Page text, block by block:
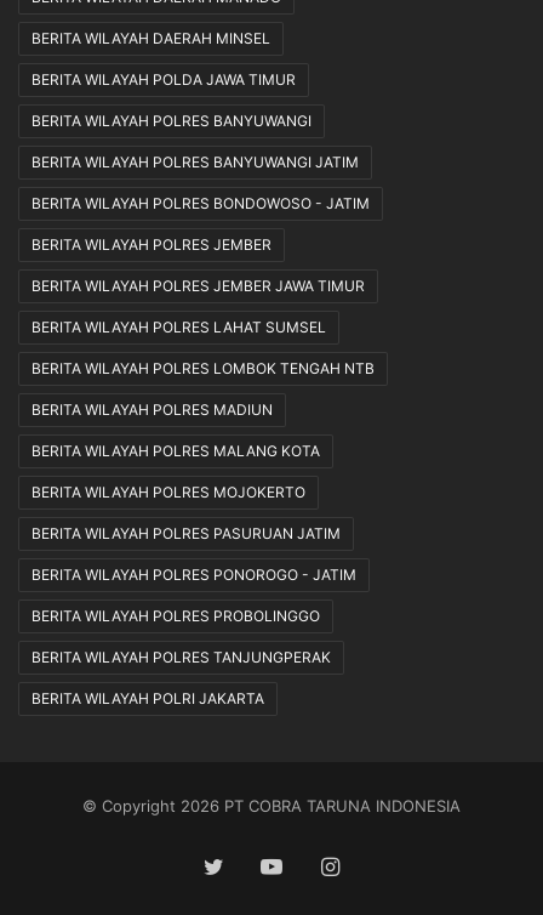
BERITA WILAYAH DAERAH MINSEL
BERITA WILAYAH POLDA JAWA TIMUR
BERITA WILAYAH POLRES BANYUWANGI
BERITA WILAYAH POLRES BANYUWANGI JATIM
BERITA WILAYAH POLRES BONDOWOSO - JATIM
BERITA WILAYAH POLRES JEMBER
BERITA WILAYAH POLRES JEMBER JAWA TIMUR
BERITA WILAYAH POLRES LAHAT SUMSEL
BERITA WILAYAH POLRES LOMBOK TENGAH NTB
BERITA WILAYAH POLRES MADIUN
BERITA WILAYAH POLRES MALANG KOTA
BERITA WILAYAH POLRES MOJOKERTO
BERITA WILAYAH POLRES PASURUAN JATIM
BERITA WILAYAH POLRES PONOROGO - JATIM
BERITA WILAYAH POLRES PROBOLINGGO
BERITA WILAYAH POLRES TANJUNGPERAK
BERITA WILAYAH POLRI JAKARTA
© Copyright 2026 PT COBRA TARUNA INDONESIA
TwitterYouTubeInstagram